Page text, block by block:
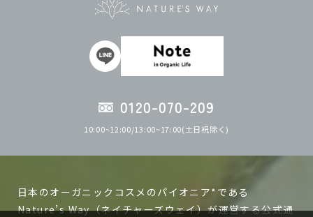
0120-070-209
10:00~12:00/13:00~17:00(土日祝除く)
日本のオーガニックコスメのパイオニア*である
Nature’s Way（ネイチャーズウェイ）が運営する公式通